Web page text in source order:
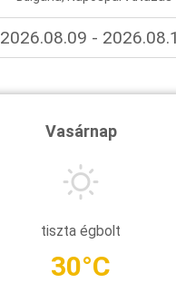
2026.08.09 -
Vasárnap
tiszta égbolt
30°C